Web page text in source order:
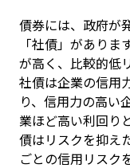
債券には、政府が
「社債」があり
が高く、比較的低
社債は企業の信用
り、信用力の高い
業ほど高い利回り
債はリスクを抑え
ごとの信用リスク